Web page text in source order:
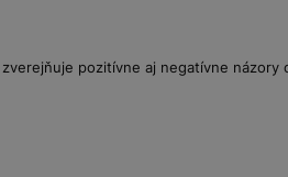
pozitívne aj negatívne